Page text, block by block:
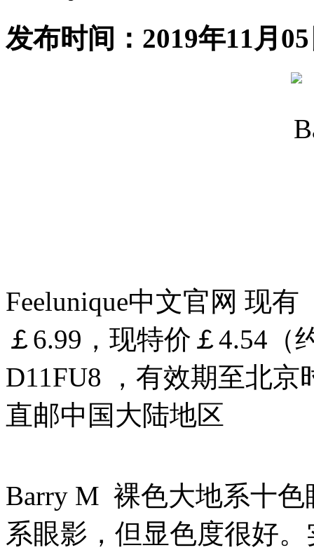
发布时间：2019年11月
Feelunique中文官网 现
￡6.99，现特价￡4.54（
D11FU8 ，有效期至北京
直邮中国大陆地区
Barry M 裸色大地系十色
系眼影，但显色度很好